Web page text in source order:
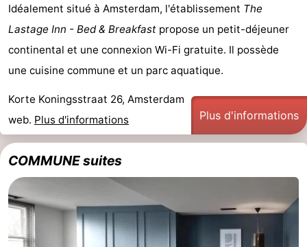
à
faire
Lieux
d'intérêt
Musées
-
Monuments
-
Points
de
vue
Attractions
-
Croisières
Idéalement situé à Amsterdam, l'établissement The
Lastage Inn - Bed & Breakfast propose un petit-déjeuner
continental et une connexion Wi-Fi gratuite. Il possède
une cuisine commune et un parc aquatique.
Korte Koningsstraat 26, Amsterdam
web. Plus d'informations Plus d'informations
COMMUNE suites